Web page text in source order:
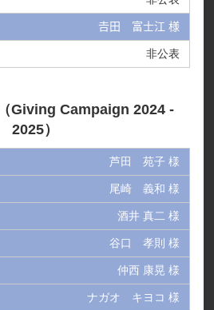
𠮷田 富士江 様
非公表
Giving Campaign 2024 -
2025）
芦田 苑子 様
尾崎 義和 様
酒井 真二 様
谷口 孝則 様
仲西 康晃 様
ナガオ キヨコ 様